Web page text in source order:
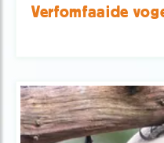
Verfomfaaide